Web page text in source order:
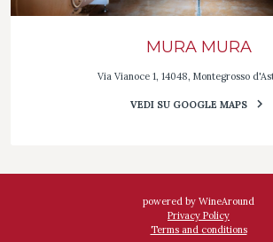
MURA MURA
Via Vianoce 1, 14048, Montegrosso
VEDI SU GOOGLE MAPS
powered by WineAround
Privacy Policy
Terms and conditions